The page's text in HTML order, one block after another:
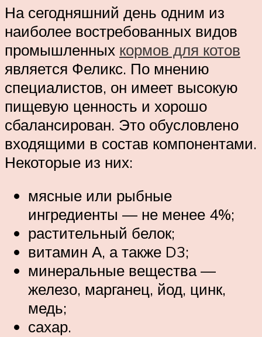
На сегодняшний день одним из
наиболее востребованных видов
промышленных кормов для котов
является Феликс. По мнению
специалистов, он имеет высокую
пищевую ценность и хорошо
сбалансирован. Это обусловлено
входящими в состав компонентами.
Некоторые из них:
мясные или рыбные
ингредиенты — не менее 4%;
растительный белок;
витамин А, а также D3;
минеральные вещества —
железо, марганец, йод, цинк,
медь;
сахар.